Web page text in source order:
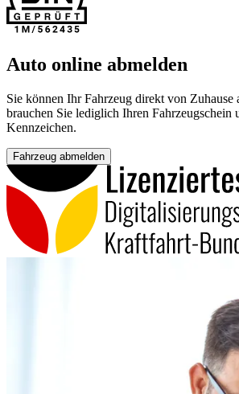
Auto online abmelden
Sie können Ihr Fahrzeug direkt von Zuhause
brauchen Sie lediglich Ihren Fahrzeugschein
Kennzeichen.
Fahrzeug abmelden